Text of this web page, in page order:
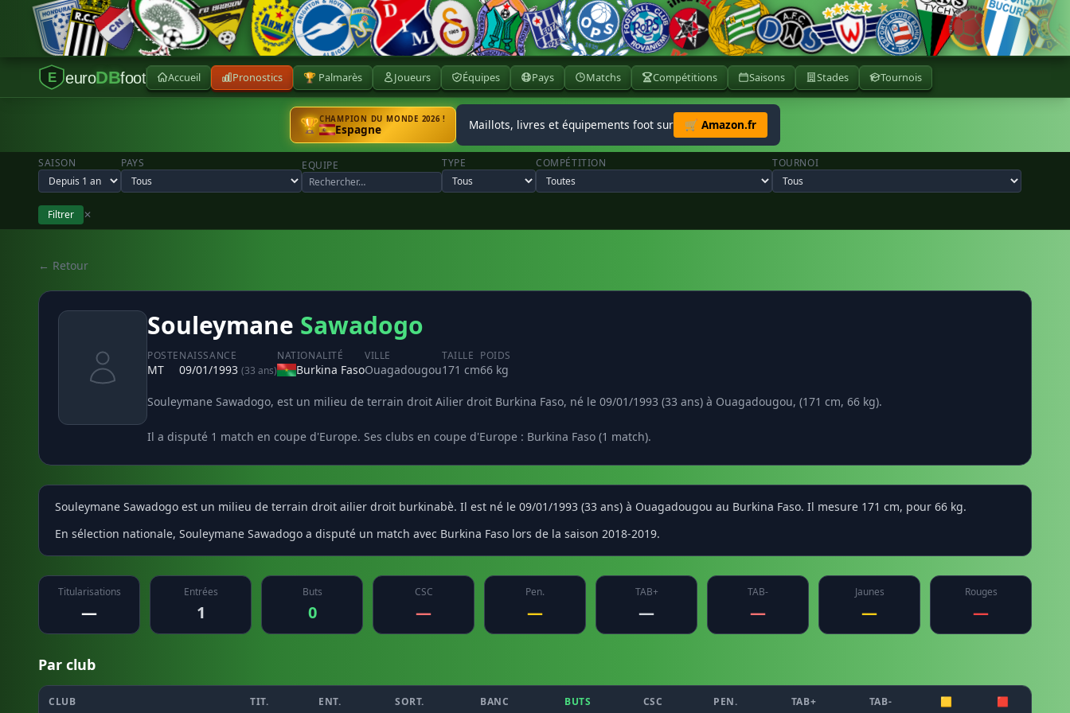
E euroDBfoot Accueil Pronostics 🏆 Palmarès Joueurs Équipes Pays Matchs Compétitions Saisons Stades Tournois
🏆CHAMPION DU MONDE 2026 !
Espagne Maillots, livres et équipements foot sur 🛒 Amazon.fr
SAISON PAYS EQUIPE TYPE COMPÉTITION TOURNOI
Filtrer ✕
← Retour
Souleymane Sawadogo
POSTE
MT
NAISSANCE
09/01/1993 (33 ans)
NATIONALITÉ
Burkina Faso
VILLE
Ouagadougou
TAILLE
171 cm
POIDS
66 kg
Souleymane Sawadogo, est un milieu de terrain droit Ailier droit Burkina Faso, né le 09/01/1993 (33 ans) à Ouagadougou, (171 cm, 66 kg).
Il a disputé 1 match en coupe d'Europe. Ses clubs en coupe d'Europe : Burkina Faso (1 match).
Souleymane Sawadogo est un milieu de terrain droit ailier droit burkinabè. Il est né le 09/01/1993 (33 ans) à Ouagadougou au Burkina Faso. Il mesure 171 cm, pour 66 kg.
En sélection nationale, Souleymane Sawadogo a disputé un match avec Burkina Faso lors de la saison 2018-2019.
Titularisations
—
Entrées
1
Buts
0
CSC
—
Pen.
—
TAB+
—
TAB-
—
Jaunes
—
Rouges
—
Par club
CLUB TIT. ENT. SORT. BANC BUTS CSC PEN. TAB+ TAB- 🟨 🟥